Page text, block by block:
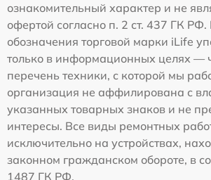
ознакомительный характер и не
офертой согласно п. 2 ст. 437 ГК
обозначения торговой марки iLife
только в информационных целях —
перечень техники, с которой мы
организация не аффилирована с
указанных товарных знаков и не
интересы. Все виды ремонтных
исключительно на устройствах,
законном гражданском обороте, в
1487 ГК РФ.